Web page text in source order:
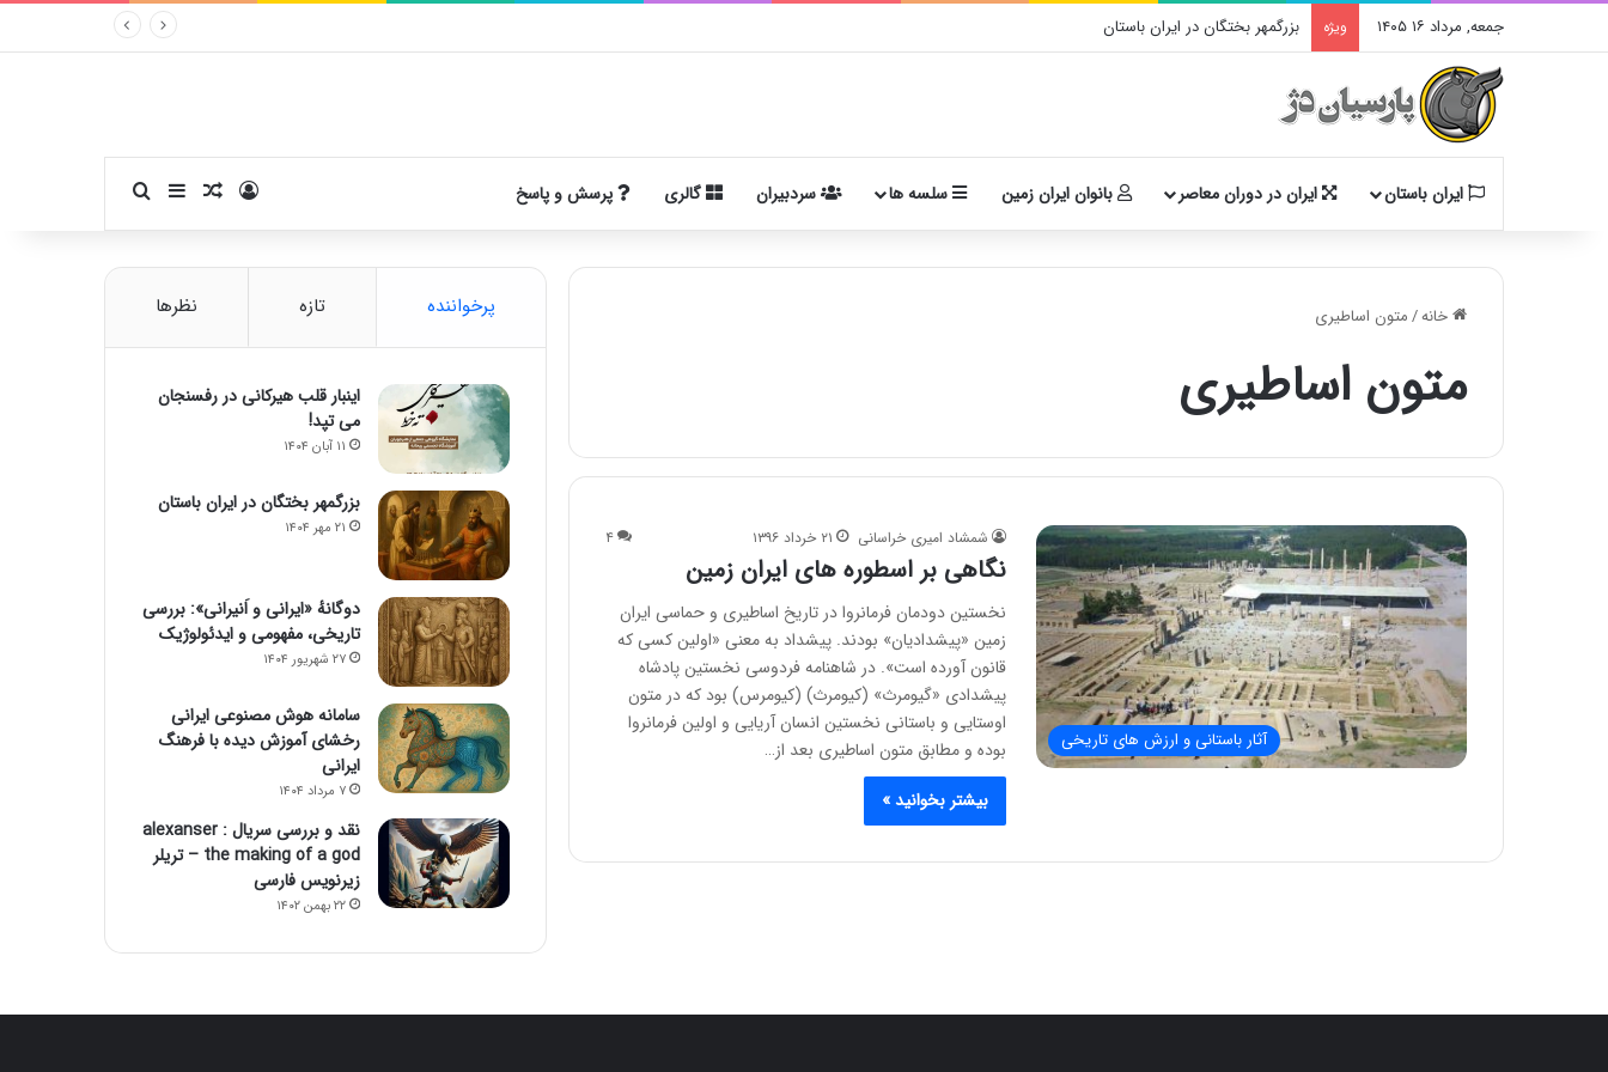
جمعه, مرداد ۱۶ ۱۴۰۵ ویژه بزرگمهر بختگان در ایران باستان
ایران باستان ایران در دوران معاصر بانوان ایران زمین سلسه ها سردبیران گالری پرسش و پاسخ ورودنوشته تصادفی
سایدبارجستجو برای
خانه/متون اساطیرى
متون اساطیرى
آثار باستانی و ارزش های تاریخی
شمشاد امیری خراسانی ۲۱ خرداد ۱۳۹۶ ۴
نگاهی بر اسطوره های ایران زمین
نخستين دودمان فرمانروا در تاريخ اساطيرى و حماسى ايران
زمين «پيشداديان» بودند. پيشداد به معنى «اولين کسى که
قانون آورده است». در شاهنامه فردوسى نخستين پادشاه
پيشدادى «گيومرث» (کيومرث) (کيومرس) بود که در متون
اوستايى و باستانى نخستين انسان آريايى و اولين فرمانروا
بوده و مطابق متون اساطيرى بعد از…
بیشتر بخوانید »
پرخواننده تازه نظرها
اینبار قلب هیرکانی در رفسنجان
می تپد!
۱۱ آبان ۱۴۰۴
بزرگمهر بختگان در ایران باستان
۲۱ مهر ۱۴۰۴
دوگانهٔ «ایرانی و اَنیرانی»: بررسی
تاریخی، مفهومی و ایدئولوژیک
۲۷ شهریور ۱۴۰۴
سامانه هوش مصنوعی ایرانی
رخشای آموزش دیده با فرهنگ
ایرانی
۷ مرداد ۱۴۰۴
نقد و بررسی سریال alexanser :
the making of a god – تریلر
زیرنویس فارسی
۲۲ بهمن ۱۴۰۲